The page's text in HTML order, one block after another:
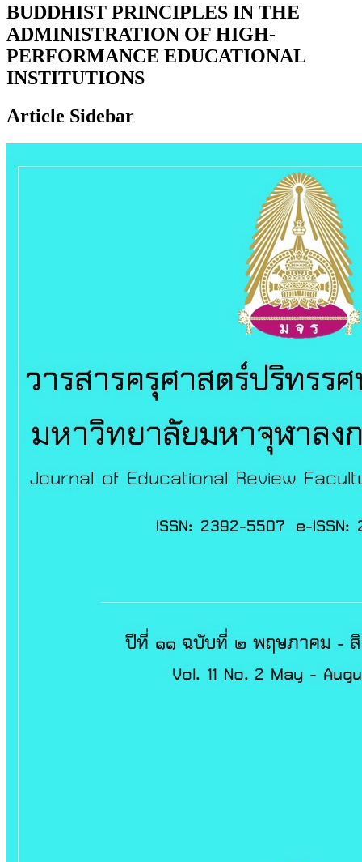
BUDDHIST PRINCIPLES IN THE
ADMINISTRATION OF HIGH-
PERFORMANCE EDUCATIONAL
INSTITUTIONS
Article Sidebar